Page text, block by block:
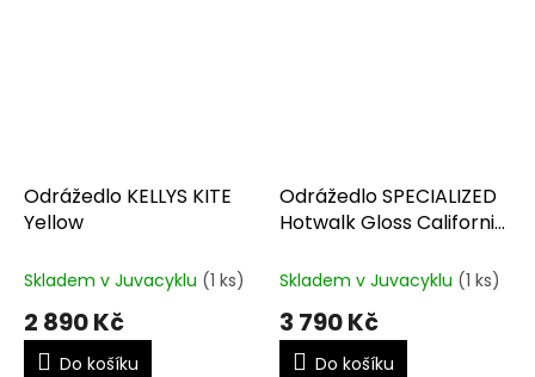
Odrážedlo KELLYS KITE
Yellow
Skladem v Juvacyklu (1 ks)
2 890 Kč
Do košíku
Odrážedlo SPECIALIZED
Hotwalk Gloss California
Skladem v Juvacyklu (1 ks)
3 790 Kč
Do košíku